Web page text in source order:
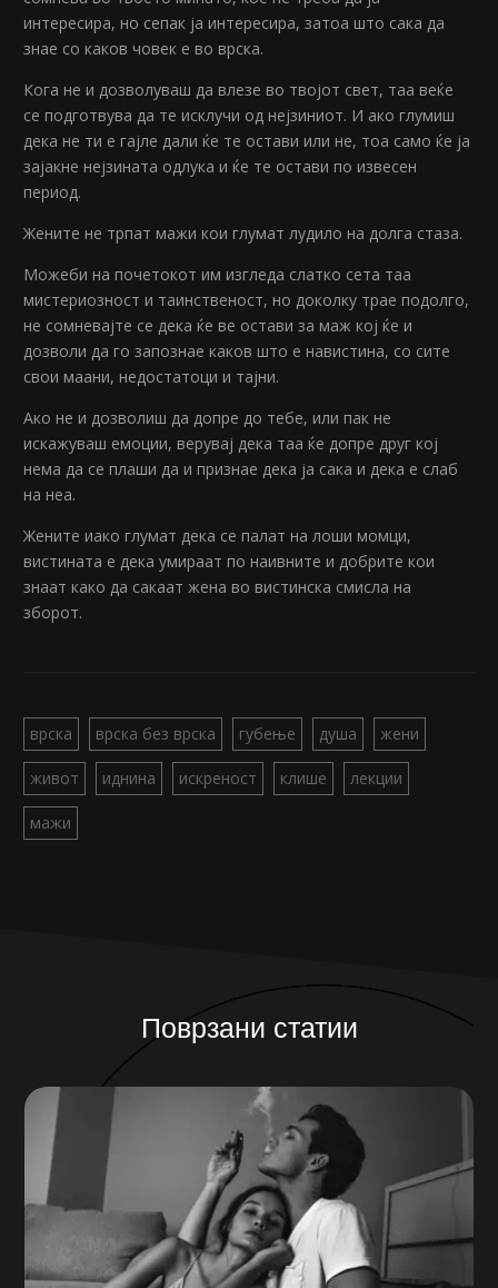
интересира, но сепак ја интересира, затоа што сака да
знае со каков човек е во врска.
Кога не и дозволуваш да влезе во твојот свет, таа веќе
се подготвува да те исклучи од нејзиниот. И ако глумиш
дека не ти е гајле дали ќе те остави или не, тоа само ќе ја
зајакне нејзината одлука и ќе те остави по извесен
период.
Жените не трпат мажи кои глумат лудило на долга стаза.
Можеби на почетокот им изгледа слатко сета таа
мистериозност и таинственост, но доколку трае подолго,
не сомневајте се дека ќе ве остави за маж кој ќе и
дозволи да го запознае каков што е навистина, со сите
свои маани, недостатоци и тајни.
Ако не и дозволиш да допре до тебе, или пак не
искажуваш емоции, верувај дека таа ќе допре друг кој
нема да се плаши да и признае дека ја сака и дека е слаб
на неа.
Жените иако глумат дека се палат на лоши момци,
вистината е дека умираат по наивните и добрите кои
знаат како да сакаат жена во вистинска смисла на
зборот.
врска врска без врска губење душа жени
живот иднина искреност клише лекции
мажи
Поврзани статии